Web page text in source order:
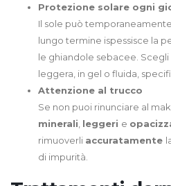
Protezione solare ogni
Il sole può temporaneamente
lungo termine ispessisce la
le ghiandole sebacee.
leggera, in gel o fluida,
Attenzione al trucco
Se non puoi rinunciare al
minerali leggeri e
rimuoverli accuratamente
di impurità.